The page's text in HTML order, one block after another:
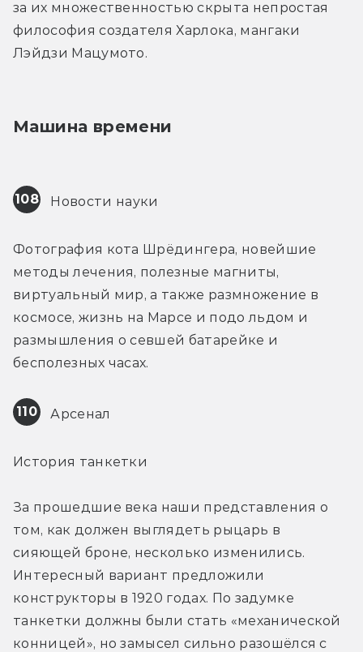
за их множественностью скрыта непростая
философия создателя Харлока, мангаки
Лэйдзи Мацумото.
Машина времени
108 Новости науки
Фотография кота Шрёдингера, новейшие
методы лечения, полезные магниты,
виртуальный мир, а также размножение в
космосе, жизнь на Марсе и подо льдом и
размышления о севшей батарейке и
бесполезных часах.
110 Арсенал
История танкетки
За прошедшие века наши представления о
том, как должен выглядеть рыцарь в
сияющей броне, несколько изменились.
Интересный вариант предложили
конструкторы в 1920 годах. По задумке
танкетки должны были стать «механической
конницей», но замысел сильно разошёлся с